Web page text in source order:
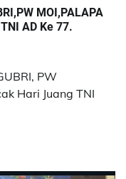
MOI,PALAPA
AD Ke 77.
PW
Hari Juang TNI